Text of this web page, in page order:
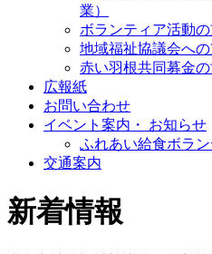
業）
ボランティア活動
地域福祉協議会へ
赤い羽根共同募金の
広報紙
お問い合わせ
イベント案内・ お知らせ
ふれあい給食ボラ
交通案内
新着情報